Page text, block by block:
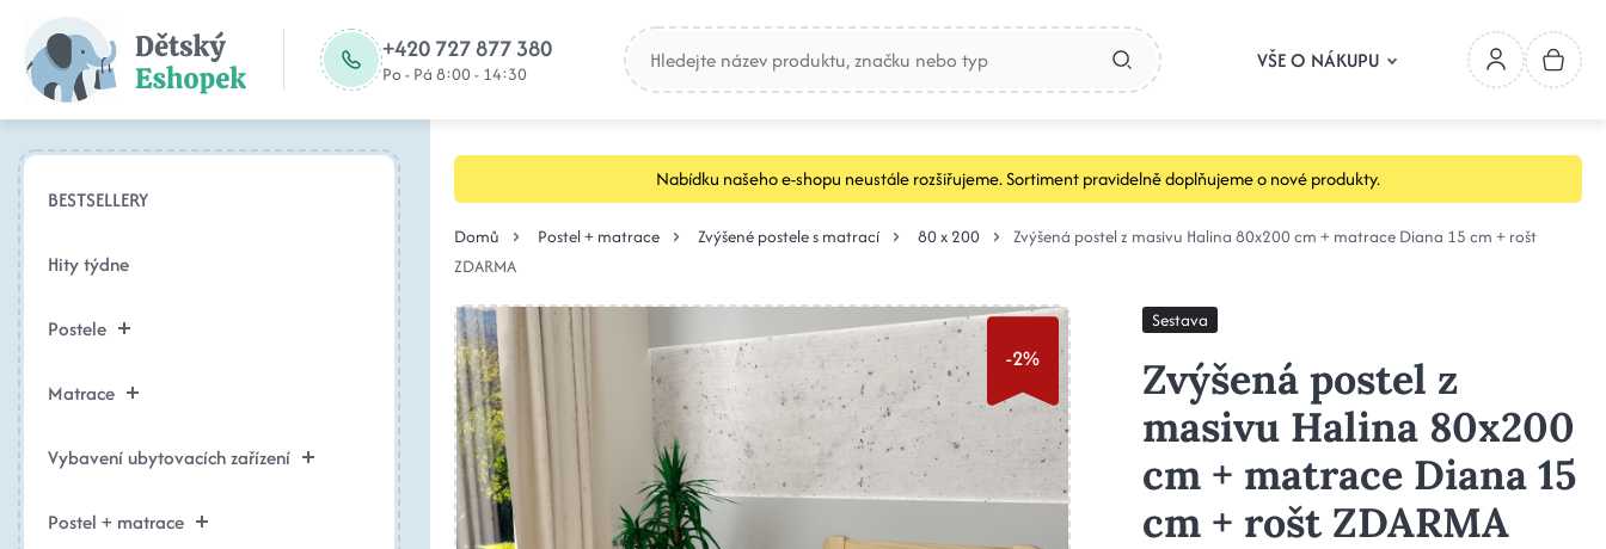
+420 727 877 380
Po - Pá 8:00 - 14:30
VŠE O NÁKUPU
BESTSELLERY
Hity týdne
Postele
Matrace
Vybavení ubytovacích zařízení
Postel + matrace
Nabídku našeho e-shopu neustále rozšiřujeme. Sortiment pravidelně doplňujeme o nové produkty.
Domů Postel + matrace Zvýšené postele s matrací 80 x 200
Zvýšená postel z masivu Halina 80x200 cm + matrace Diana 15 cm + rošt
ZDARMA
-2%
Sestava
Zvýšená postel z
masivu Halina 80x200
cm + matrace Diana 15
cm + rošt ZDARMA